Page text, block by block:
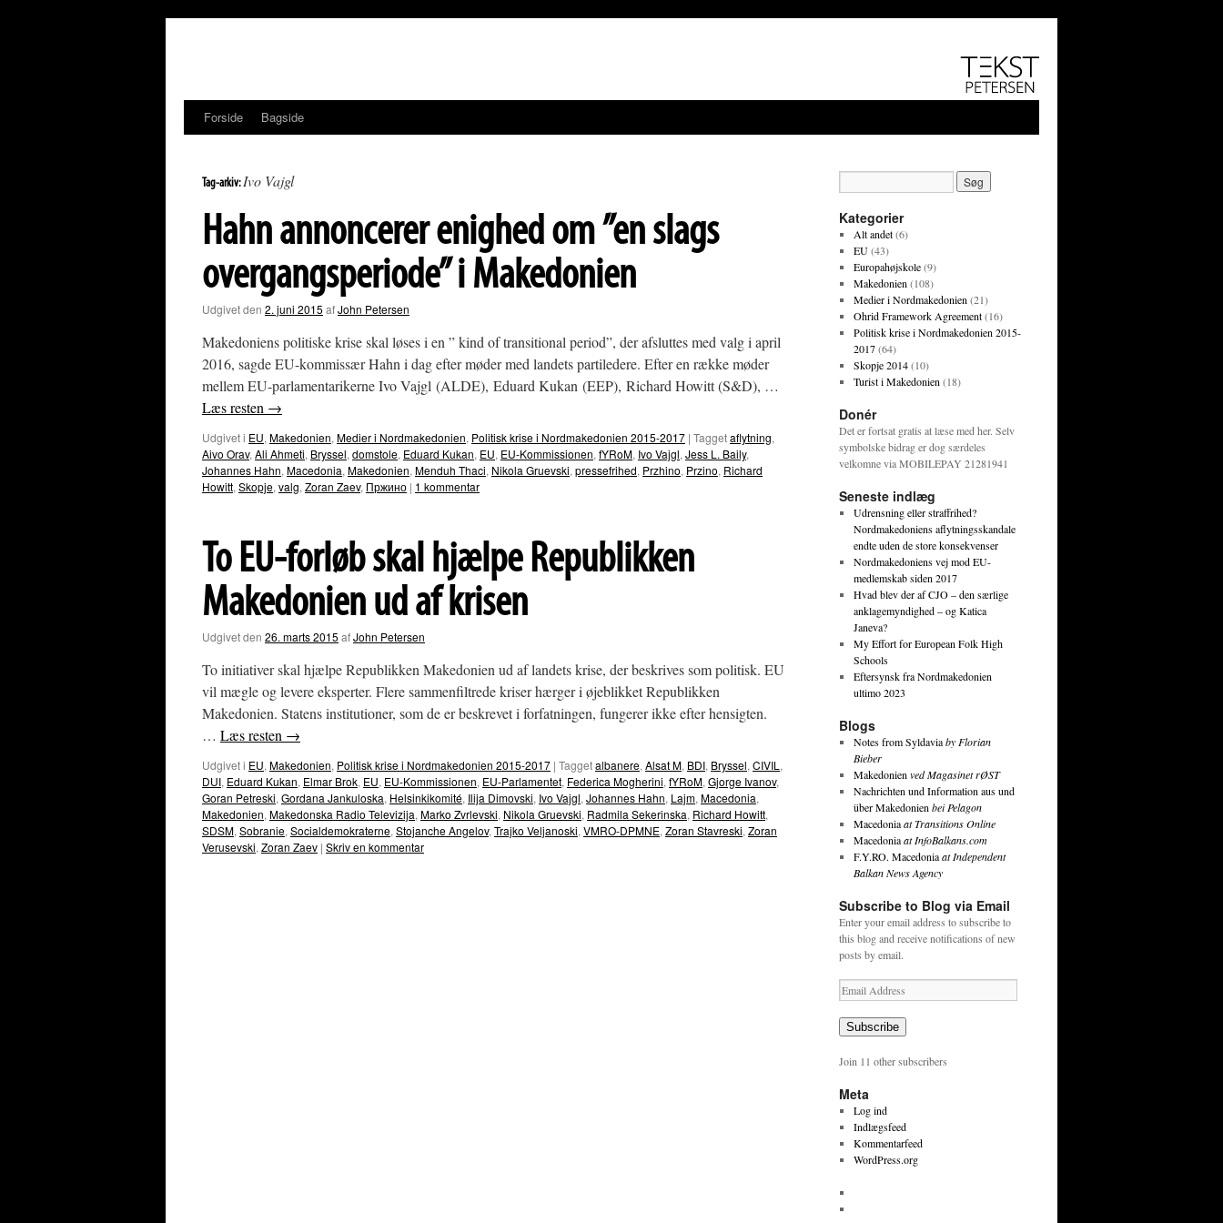
Forside Bagside
Tag-arkiv: Ivo Vajgl
Hahn annoncerer enighed om ”en slags
overgangsperiode” i Makedonien
Udgivet den 2. juni 2015 afJohn Petersen
Makedoniens politiske krise skal løses i en ” kind of transitional period”, der afsluttes med valg i april
2016, sagde EU-kommissær Hahn i dag efter møder med landets partiledere. Efter en række møder
mellem EU-parlamentarikerne Ivo Vajgl (ALDE), Eduard Kukan (EEP), Richard Howitt (S&D), …
Læs resten →
Udgivet i EU, Makedonien, Medier i Nordmakedonien, Politisk krise i Nordmakedonien 2015-2017 | Taggetaflytning,
Aivo Orav, Ali Ahmeti, Bryssel, domstole, Eduard Kukan, EU, EU-Kommissionen, fYRoM, Ivo Vajgl, Jess L. Baily,
Johannes Hahn, Macedonia, Makedonien, Menduh Thaci, Nikola Gruevski, pressefrihed, Przhino, Przino, Richard
Howitt, Skopje, valg, Zoran Zaev, Пржино | 1 kommentar
To EU-forløb skal hjælpe Republikken
Makedonien ud af krisen
Udgivet den 26. marts 2015 afJohn Petersen
To initiativer skal hjælpe Republikken Makedonien ud af landets krise, der beskrives som politisk. EU
vil mægle og levere eksperter. Flere sammenfiltrede kriser hærger i øjeblikket Republikken
Makedonien. Statens institutioner, som de er beskrevet i forfatningen, fungerer ikke efter hensigten.
… Læs resten →
Udgivet i EU, Makedonien, Politisk krise i Nordmakedonien 2015-2017 | Taggetalbanere, Alsat M, BDI, Bryssel, CIVIL ,
DUI, Eduard Kukan, Elmar Brok, EU, EU-Kommissionen, EU-Parlamentet, Federica Mogherini, fYRoM, Gjorge Ivanov,
Goran Petreski, Gordana Jankuloska, Helsinkikomité, Ilija Dimovski, Ivo Vajgl, Johannes Hahn, Lajm, Macedonia,
Makedonien, Makedonska Radio Televizija, Marko Zvrlevski, Nikola Gruevski, Radmila Sekerinska, Richard Howitt,
SDSM, Sobranie, Socialdemokraterne, Stojanche Angelov, Trajko Veljanoski, VMRO-DPMNE, Zoran Stavreski, Zoran
Verusevski, Zoran Zaev | Skriv en kommentar
Kategorier
Alt andet(6)
EU(43)
Europahøjskole(9)
Makedonien (108)
Medier i Nordmakedonien (21)
Ohrid Framework Agreement(16)
Politisk krise i Nordmakedonien 2015-
2017(64)
Skopje 2014(10)
Turist i Makedonien (18)
Donér
Det er fortsat gratis at læse med her. Selv
symbolske bidrag er dog særdeles
velkomne via MOBILEPAY 21281941
Seneste indlæg
Udrensning eller straffrihed?
Nordmakedoniens aflytningsskandale
endte uden de store konsekvenser
Nordmakedoniens vej mod EU-
medlemskab siden 2017
Hvad blev der af CJO – den særlige
anklagemyndighed – og Katica
Janeva?
My Effort for European Folk High
Schools
Eftersynsk fra Nordmakedonien
ultimo 2023
Blogs
Notes from Syldaviaby Florian
Bieber
Makedonien ved Magasinet rØST
Nachrichten und Information aus und
über Makedonien bei Pelagon
Macedoniaat Transitions Online
Macedoniaat InfoBalkans.com
F.Y.RO. Macedoniaat Independent
Balkan News Agency
Subscribe to Blog via Email
Enter your email address to subscribe to
this blog and receive notifications of new
posts by email.
Email
Address
Subscribe
Join 11 other subscribers
Meta
Log ind
Indlægsfeed
Kommentarfeed
WordPress.org